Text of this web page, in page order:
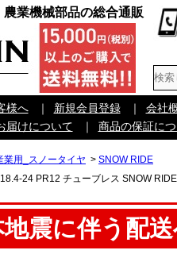
業機械部品の総合通販
様へ ｜ 新規会員登録 ｜
会社
届けについて ｜ 商品の保証に
業用_スノータイヤ > SNOW RIDE
24 PR12 チューブレス SNOW
地震に伴う配